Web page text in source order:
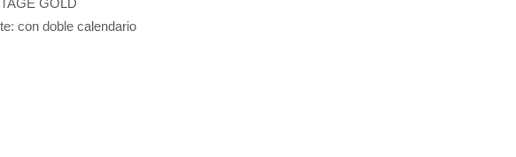
con doble calendario